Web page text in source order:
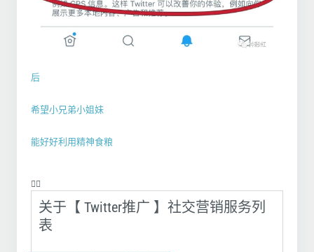
后
希望小兄弟小姐妹
能好好利用精神食粮
❤️‍🔥
关于【 Twitter推广 】社交营销服务列
表